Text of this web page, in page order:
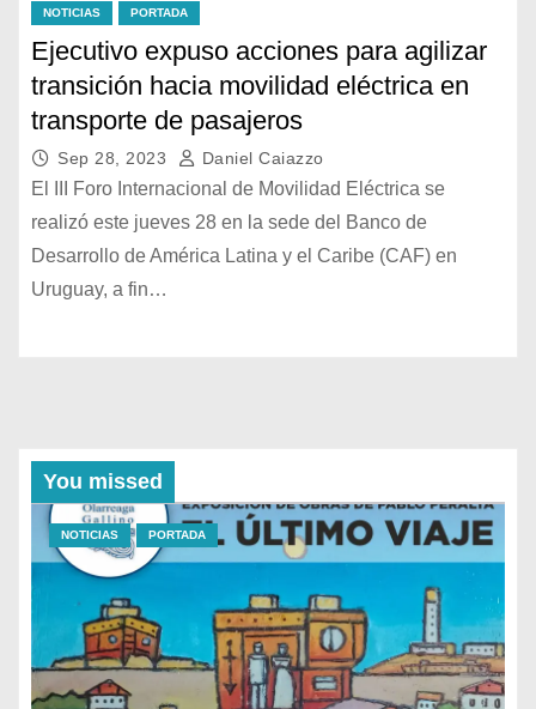
NOTICIAS PORTADA
Ejecutivo expuso acciones para agilizar
transición hacia movilidad eléctrica en
transporte de pasajeros
Sep 28, 2023 Daniel Caiazzo
El III Foro Internacional de Movilidad Eléctrica se
realizó este jueves 28 en la sede del Banco de
Desarrollo de América Latina y el Caribe (CAF) en
Uruguay, a fin…
You missed
NOTICIAS PORTADA